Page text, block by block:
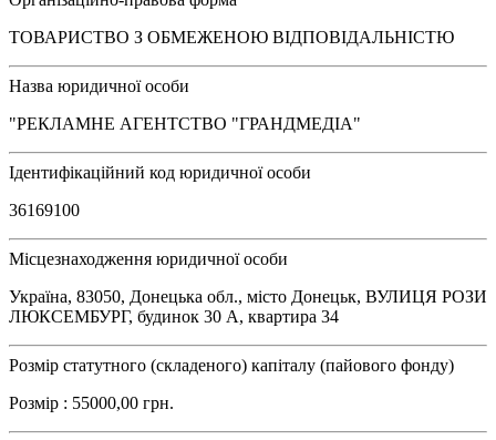
ТОВАРИСТВО З ОБМЕЖЕНОЮ ВІДПОВІДАЛЬНІСТЮ
Назва юридичної особи
"РЕКЛАМНЕ АГЕНТСТВО "ГРАНДМЕДІА"
Ідентифікаційний код юридичної особи
36169100
Місцезнаходження юридичної особи
Україна, 83050, Донецька обл., місто Донецьк, ВУЛИЦЯ РОЗИ
ЛЮКСЕМБУРГ, будинок 30 А, квартира 34
Розмір статутного (складеного) капіталу (пайового фонду)
Розмір : 55000,00 грн.